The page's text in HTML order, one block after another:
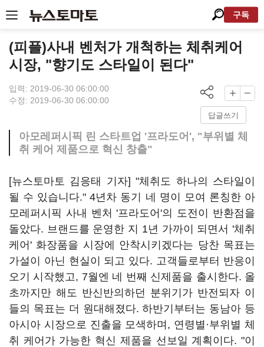
구독
(피플)사내 벤처가 개척하는 체취케어
시장, "향기도 스타일이 된다"
입력: 2019-06-30 06:00:00
수정: 2019-06-30 06:00:00
답글쓰기
아모레퍼시픽 린 스타트업 '프라도어', "부위별 체
취 케어 제품으로 혁신 창출"
[뉴스토마토 김응태 기자] "체취도 하나의 스타일이
될 수 있습니다." 4년차 동기 네 명이 모여 론칭한 아
모레퍼시픽 사내 벤처 '프라도어'의 도전이 반환점을
돌았다. 브랜드를 운영한 지 1년 가까이 되면서 '체취
케어' 화장품을 시장에 안착시키겠다는 당찬 목표는
가설이 아닌 현실이 되고 있다. 고객들로부터 반응이
오기 시작했고, 7월엔 네 번째 신제품을 출시한다. 올
초까지만 해도 반신반의하던 분위기가 반전되자 이
들의 목표는 더 원대해졌다. 하반기부터는 동남아 등
아시아 시장으로 진출을 모색하며, 연령별·부위별 체
취 케어가 가능한 혁신 제품을 선보일 계획이다. "이